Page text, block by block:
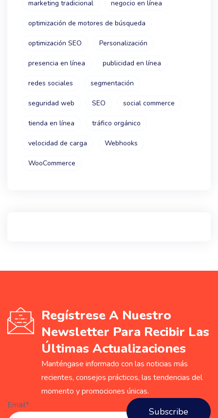
marketing tradicional negocio en línea
optimización de motores de búsqueda
optimización SEO Personalización
presencia en línea publicidad en línea
redes sociales segmentación
seguridad web SEO social commerce
tienda en línea tráfico orgánico
velocidad de carga Webhooks
WooCommerce
Regístrese A Nuestro
Newsletter Para Recibir Las
Últimas Actualizaciones
Manténgase informado con las noticias más
recientes, consejos prácticos, las tendencias del
momento y promociones únicas.
Email*